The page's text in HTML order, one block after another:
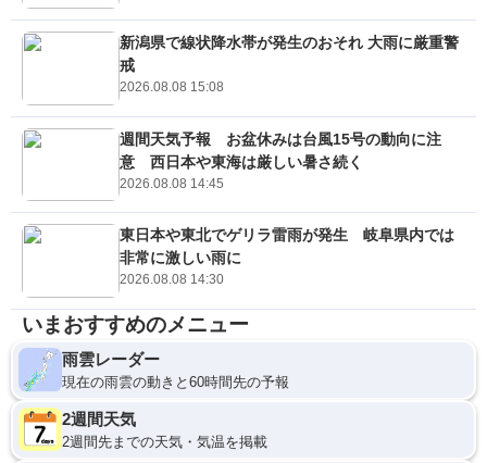
新潟県で線状降水帯が発生のおそれ 大雨に厳重警
戒
2026.08.08 15:08
週間天気予報 お盆休みは台風15号の動向に注
意 西日本や東海は厳しい暑さ続く
2026.08.08 14:45
東日本や東北でゲリラ雷雨が発生 岐阜県内では
非常に激しい雨に
2026.08.08 14:30
いまおすすめのメニュー
雨雲レーダー
現在の雨雲の動きと60時間先の予報
2週間天気
2週間先までの天気・気温を掲載